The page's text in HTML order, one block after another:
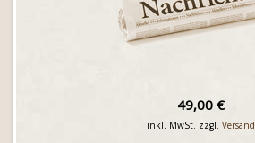
49,00 €
inkl. MwSt. zzgl. Versand